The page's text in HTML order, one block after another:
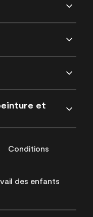
et
Conditions
des enfants